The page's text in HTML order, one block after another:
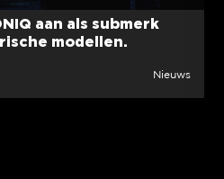
aan als submerk
modellen.
Nieuws